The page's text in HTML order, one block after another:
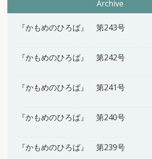
Archive
『かもめのひろば』 第243号
『かもめのひろば』 第242号
『かもめのひろば』 第241号
『かもめのひろば』 第240号
『かもめのひろば』 第239号